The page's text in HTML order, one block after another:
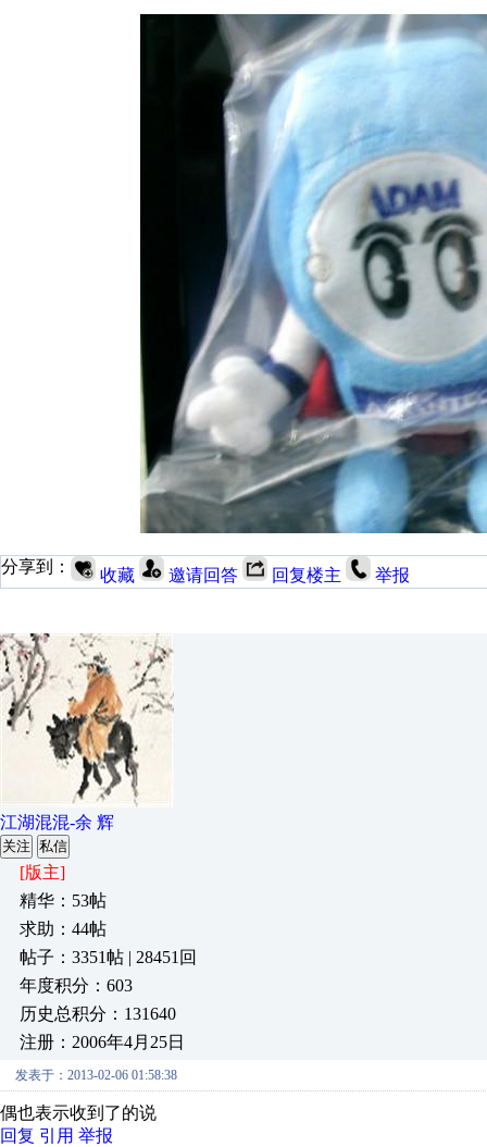
分享到： 收藏 邀请回答 回复楼主 举报
江湖混混-余 辉
关注 私信
[版主]
精华：53帖
求助：44帖
帖子：3351帖 | 28451回
年度积分：603
历史总积分：131640
注册：2006年4月25日
发表于：2013-02-06 01:58:38
偶也表示收到了的说
回复 引用 举报